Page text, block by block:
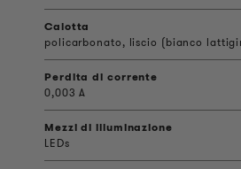
Calotta
policarbonato, liscio (bianco
Perdita di corrente
0,003 A
Mezzi di illuminazione
LEDs